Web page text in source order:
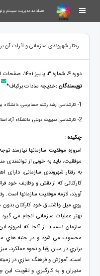
فصلنامه مدیریت سیستم و
رفتار شهروندی سازمانی و اثرات آن
دوره 4، شماره 3، پاییز 1401، صفحات 1 - 14
نویسندگان :خدیجه سادات برکباف*
1- کارشناسی ارشد رشته حسابرسی، دانشگاه
2- کارشناسی مدیریت دولتی، دانشگاه آزاد
چکیده :
امروزه موفقیت سازمانها نیازمند
موفقیت، باید به خوبی از توانمندی
به رفتار شهروندی سازمانی، دارای
کارکنانی که از نقش و وظایف خود
آورند، لازمه موفقیت سازمانها است.
روي میل واشتیاق خود کارکنان
بهتر عملیات سازمانی انجام می
سازمان نیست. از آنجا که امروزه
محسوب می شود و در جنبه هاي
برتري در میان رقبا و نحوه عملکرد،
است، آموزش و فرهنگ سازي در
مدیران و به کارگیري و تقویت این